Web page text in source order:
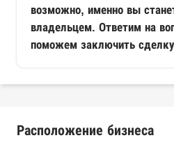
возможно, именно вы
владельцем. Ответим на
поможем заключить
Расположение бизнеса